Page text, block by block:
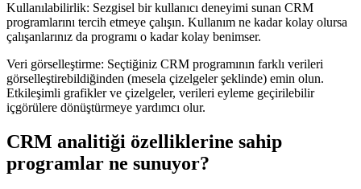
Kullanılabilirlik: Sezgisel bir kullanıcı deneyimi sunan CRM
programlarını tercih etmeye çalışın. Kullanım ne kadar kolay olursa
çalışanlarınız da programı o kadar kolay benimser.
Veri görselleştirme: Seçtiğiniz CRM programının farklı verileri
görselleştirebildiğinden (mesela çizelgeler şeklinde) emin olun.
Etkileşimli grafikler ve çizelgeler, verileri eyleme geçirilebilir
içgörülere dönüştürmeye yardımcı olur.
CRM analitiği özelliklerine sahip
programlar ne sunuyor?